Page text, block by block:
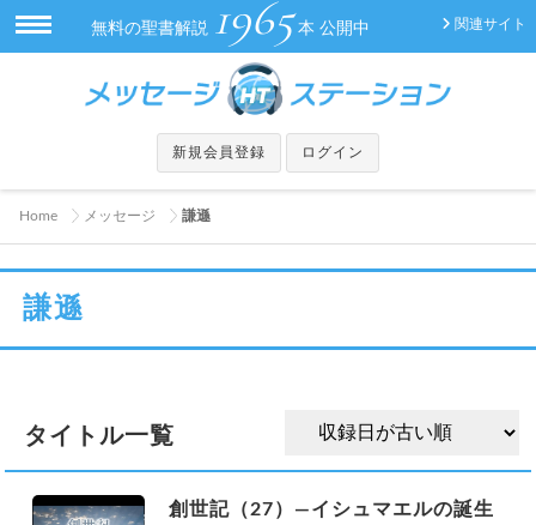
関連サイト
無料の聖書解説 1965 本 公開中
新規会員登録 ログイン
Home メッセージ 謙遜
謙遜
タイトル一覧
創世記（27）—イシュマエルの誕生